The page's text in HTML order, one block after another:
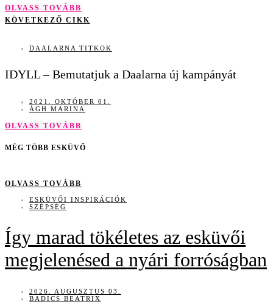
OLVASS TOVÁBB
KÖVETKEZŐ CIKK
DAALARNA TITKOK
IDYLL – Bemutatjuk a Daalarna új kampányát
2021. OKTÓBER 01.
ÁGH MARINA
OLVASS TOVÁBB
MÉG TÖBB ESKÜVŐ
OLVASS TOVÁBB
ESKÜVŐI INSPIRÁCIÓK
SZÉPSÉG
Így marad tökéletes az esküvői
megjelenésed a nyári forróságban
2026. AUGUSZTUS 03.
BADICS BEATRIX